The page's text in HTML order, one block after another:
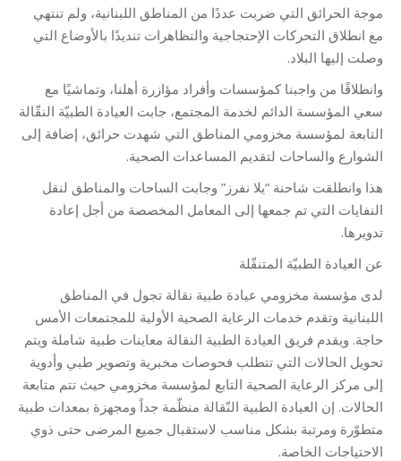
موجة الحرائق التي ضربت عددًا من المناطق اللبنانية، ولم تنتهي
مع انطلاق التحركات الإحتجاجية والتظاهرات تنديدًا بالأوضاع التي
وصلت إليها البلاد.
وانطلاقًا من واجبنا كمؤسسات وأفراد مؤازرة أهلنا، وتماشيًا مع
سعي المؤسسة الدائم لخدمة المجتمع، جابت العيادة الطبيّة النقّالة
التابعة لمؤسسة مخزومي المناطق التي شهدت حرائق، إضافة إلى
الشوارع والساحات لتقديم المساعدات الصحية.
هذا وانطلقت شاحنة “يلا نفرز” وجابت الساحات والمناطق لنقل
النفايات التي تم جمعها إلى المعامل المخصصة من أجل إعادة
تدويرها.
عن العيادة الطبيّة المتنقّلة
لدى مؤسسة مخزومي عيادة طبية نقالة تجول في المناطق
اللبنانية وتقدم خدمات الرعاية الصحية الأولية للمجتمعات الأمس
حاجة. ويقدم فريق العيادة الطبية النقالة معاينات طبية شاملة ويتم
تحويل الحالات التي تتطلب فحوصات مخبرية وتصوير طبي وأدوية
إلى مركز الرعاية الصحية التابع لمؤسسة مخزومي حيث تتم متابعة
الحالات. إن العيادة الطبية النّقالة منظّمة جداً ومجهزة بمعدات طبية
متطوّرة ومرتبة بشكل مناسب لاستقبال جميع المرضى حتى ذوي
الاحتياجات الخاصة.